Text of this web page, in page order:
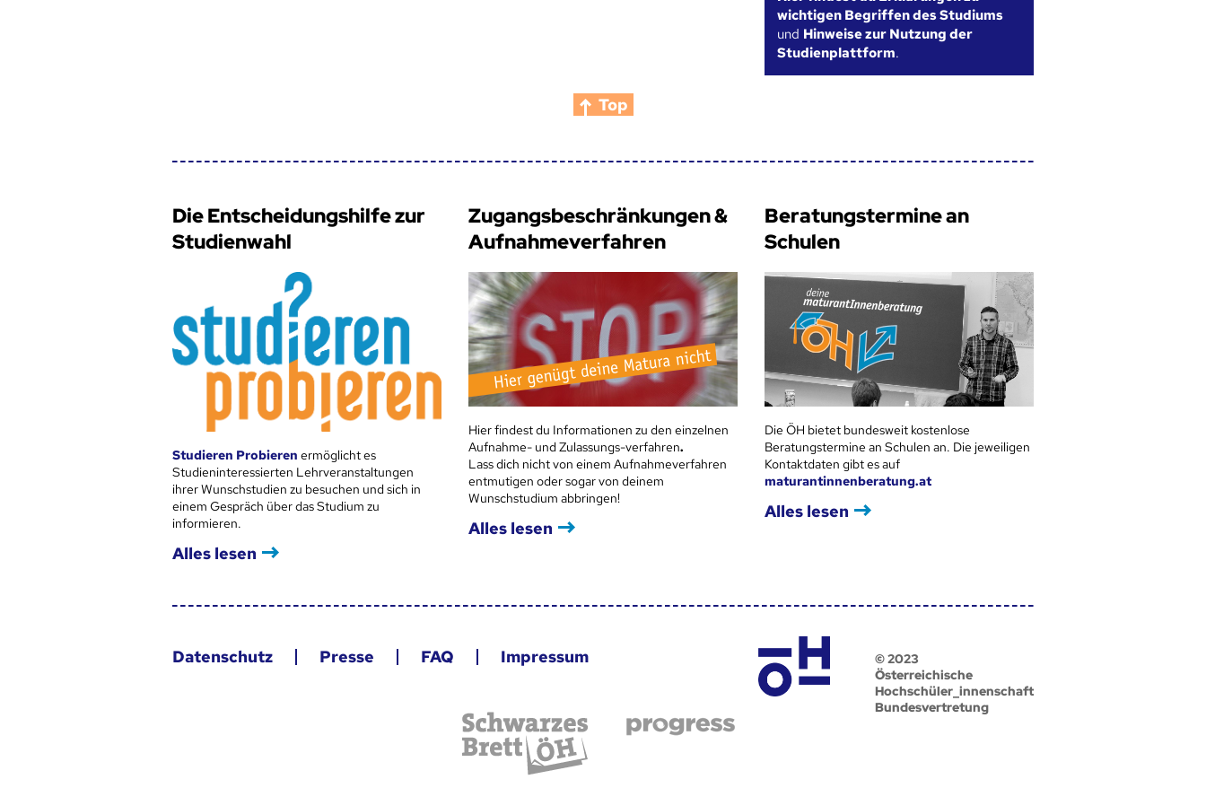
wichtigen Begriffen des Studiums
und Hinweise zur Nutzung der
Studienplattform.
Top
Die Entscheidungshilfe zur
Studienwahl
Studieren Probieren ermöglicht es
Studieninteressierten Lehrveranstaltungen
ihrer Wunschstudien zu besuchen und sich in
einem Gespräch über das Studium zu
informieren.
Alles lesen
Zugangsbeschränkungen &
Aufnahmeverfahren
Hier findest du Informationen zu den einzelnen
Aufnahme- und Zulassungs-verfahren.
Lass dich nicht von einem Aufnahmeverfahren
entmutigen oder sogar von deinem
Wunschstudium abbringen!
Alles lesen
Beratungstermine an
Schulen
Die ÖH bietet bundesweit kostenlose
Beratungstermine an Schulen an. Die jeweiligen
Kontaktdaten gibt es auf
maturantinnenberatung.at
Alles lesen
Datenschutz Presse FAQ Impressum
© 2023
Österreichische
Hochschüler_innenschaft
Bundesvertretung